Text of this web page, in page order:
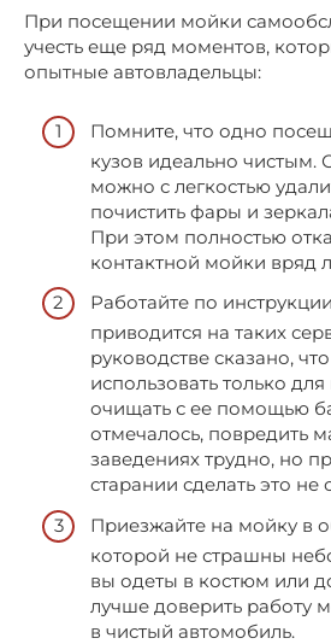
При посещении мойки
учесть еще ряд моментов,
опытные автовладельцы:
Помните, что одно
кузов идеально чистым.
можно с легкостью
почистить фары и
При этом полностью
контактной мойки вряд
Работайте по
приводится на таких
руководстве сказано,
использовать только для
очищать с ее помощью
отмечалось, повредить
заведениях трудно, но
старании сделать это не
Приезжайте на мойку в
которой не страшны
вы одеты в костюм или
лучше доверить работу
в чистый автомобиль.